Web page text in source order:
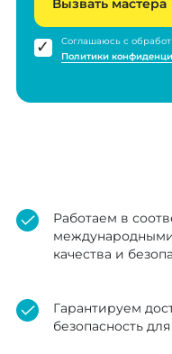
Вызвать мастера
Соглашаюсь с
Политики
Работаем в
качества и
Гарантируем
безопасность